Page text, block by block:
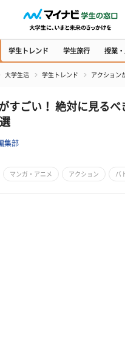
学生トレンド 学生旅行 授業
大学生活 学生トレンド アクション
すごい！ 絶対に見るべ
集部
マンガ・アニメ アクション バ